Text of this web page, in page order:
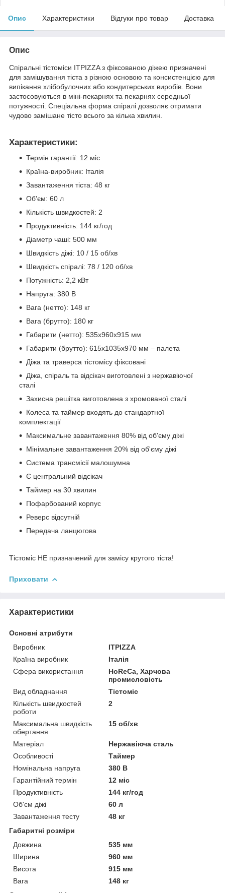
Опис Характеристики Відгуки про товар Доставка
Опис
Спіральні тістоміси ITPIZZA з фіксованою діжею призначені
для замішування тіста з різною основою та консистенцією для
випікання хлібобулочних або кондитерських виробів. Вони
застосовуються в міні-пекарнях та пекарнях середньої
потужності. Спеціальна форма спіралі дозволяє отримати
чудово замішане тісто всього за кілька хвилин.
Характеристики:
Термін гарантії: 12 міс
Країна-виробник: Італія
Завантаження тіста: 48 кг
Об'єм: 60 л
Кількість швидкостей: 2
Продуктивність: 144 кг/год
Діаметр чаші: 500 мм
Швидкість діжі: 10 / 15 об/хв
Швидкість спіралі: 78 / 120 об/хв
Потужність: 2,2 кВт
Напруга: 380 В
Вага (нетто): 148 кг
Вага (брутто): 180 кг
Габарити (нетто): 535х960х915 мм
Габарити (брутто): 615x1035x970 мм – палета
Діжа та траверса тістомісу фіксовані
Діжа, спіраль та відсікач виготовлені з нержавіючої
сталі
Захисна решітка виготовлена з хромованої сталі
Колеса та таймер входять до стандартної
комплектації
Максимальне завантаження 80% від об'єму діжі
Мінімальне завантаження 20% від об'єму діжі
Система трансмісії малошумна
Є центральний відсікач
Таймер на 30 хвилин
Пофарбований корпус
Реверс відсутній
Передача ланцюгова
Тістоміс НЕ призначений для замісу крутого тіста!
Приховати
Характеристики
Основні атрибути
Виробник
ITPIZZA
Країна виробник
Італія
Сфера використання
HoReCa, Харчова
промисловість
Вид обладнання
Тістоміс
Кількість швидкостей
роботи
2
Максимальна швидкість
обертання
15 об/хв
Матеріал
Нержавіюча сталь
Особливості
Таймер
Номінальна напруга
380 В
Гарантійний термін
12 міс
Продуктивність
144 кг/год
Об'єм діжі
60 л
Завантаження тесту
48 кг
Габаритні розміри
Довжина
535 мм
Ширина
960 мм
Висота
915 мм
Вага
148 кг